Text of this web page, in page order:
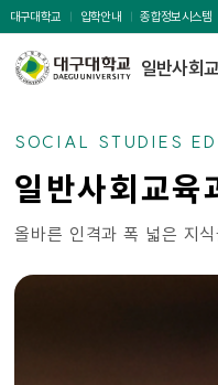
주
대구대학교 입학안내 종합정보시스템
일반사회
SOCIAL STUDIES
일반사회교육
올바른 인격과 폭 넓은 지